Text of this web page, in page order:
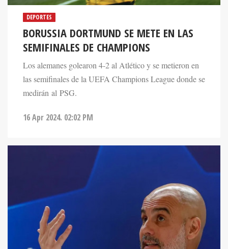
DEPORTES
BORUSSIA DORTMUND SE METE EN LAS
SEMIFINALES DE CHAMPIONS
Los alemanes golearon 4-2 al Atlético y se metieron en
las semifinales de la UEFA Champions League donde se
medirán al PSG.
16 Apr 2024. 02:02 PM